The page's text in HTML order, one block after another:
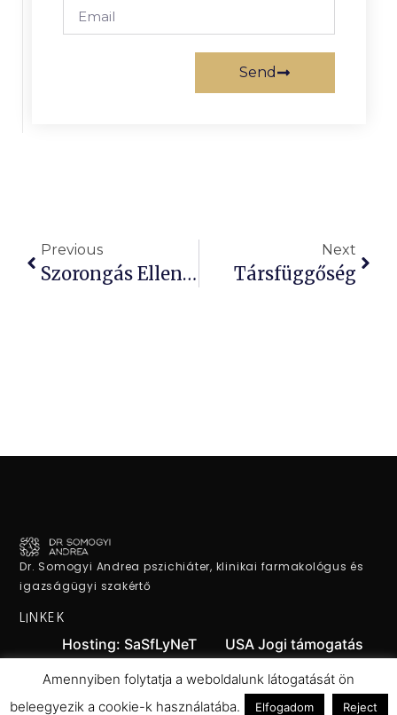
Send
Previous
Szorongás Elleni Tippek
Next
Társfüggőség
Dr. Somogyi Andrea pszichiáter, klinikai farmakológus és
igazságügyi szakértő
LINKEK
Hosting: SaSfLyNeT
USA Jogi támogatás
Jogi támogatás
MVA Motoros Klub
Amennyiben folytatja a weboldalunk látogatását ön
beleegyezik a cookie-k használatába.
Elfogadom Reject